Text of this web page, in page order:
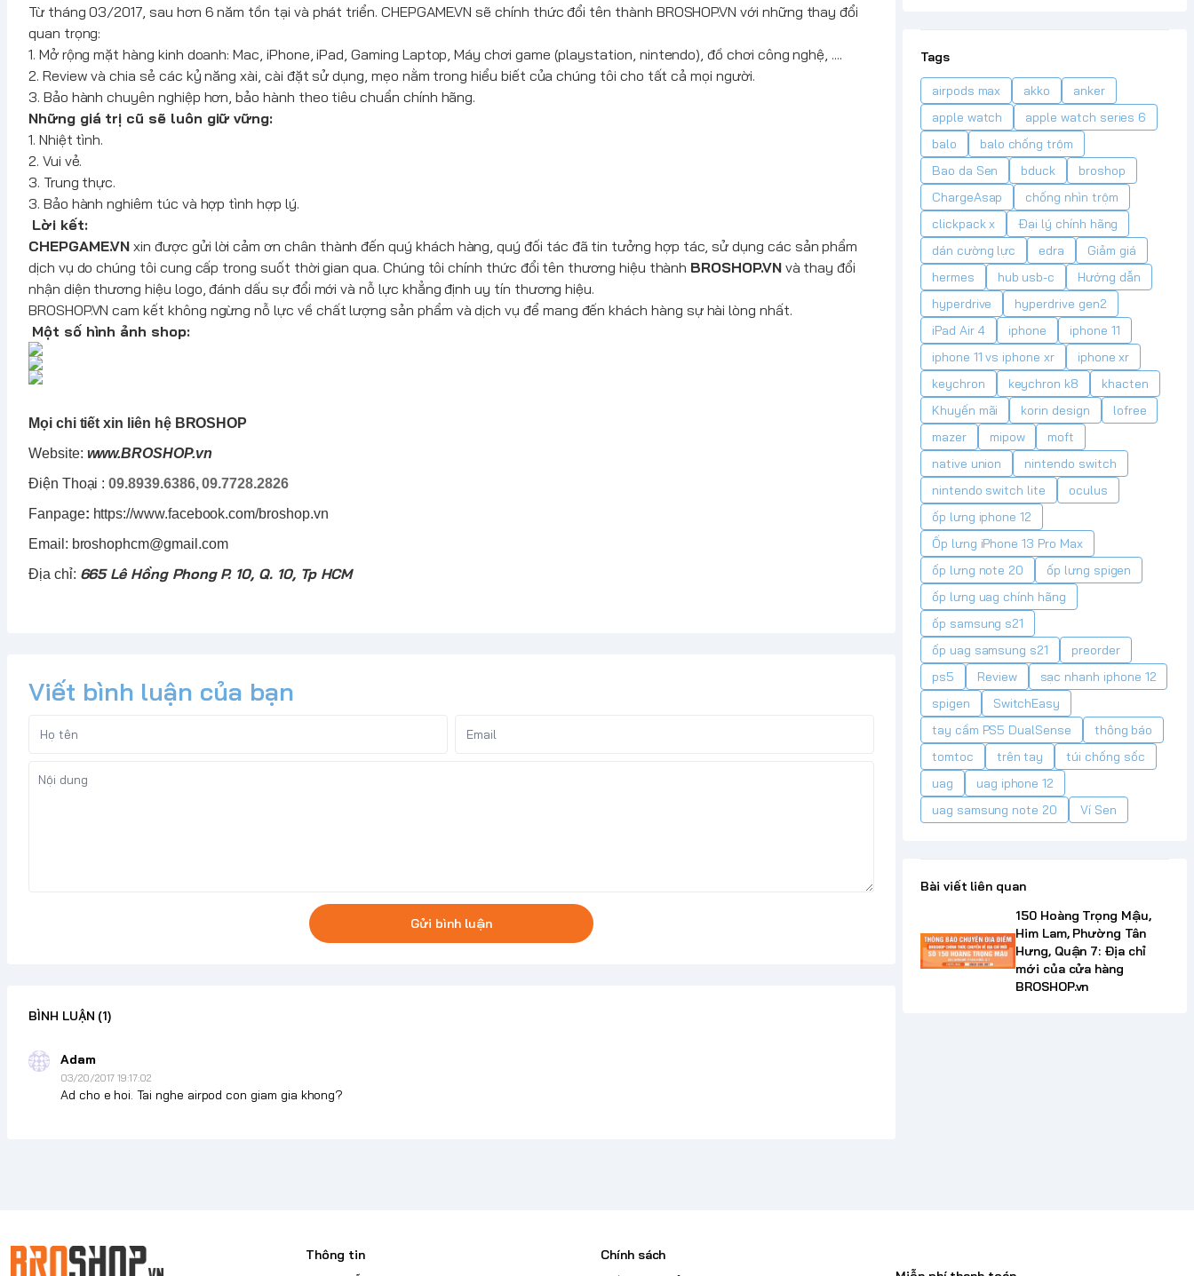
Từ tháng 03/2017, sau hơn 6 năm tồn tại và phát triển. CHEPGAME.VN sẽ chính thức đổi tên thành BROSHOP.VN với những thay đổi
quan trọng:
1. Mở rộng mặt hàng kinh doanh: Mac, iPhone, iPad, Gaming Laptop, Máy chơi game (playstation, nintendo), đồ chơi công nghệ, ....
2. Review và chia sẻ các kỷ năng xài, cài đặt sử dụng, mẹo nằm trong hiểu biết của chúng tôi cho tất cả mọi người.
3. Bảo hành chuyên nghiệp hơn, bảo hành theo tiêu chuẩn chính hãng.
Những giá trị cũ sẽ luôn giữ vững:
1. Nhiệt tình.
2. Vui vẻ.
3. Trung thực.
3. Bảo hành nghiêm túc và hợp tình hợp lý.
Lời kết:
CHEPGAME.VN xin được gửi lời cảm ơn chân thành đến quý khách hàng, quý đối tác đã tin tưởng hợp tác, sử dụng các sản phẩm
dịch vụ do chúng tôi cung cấp trong suốt thời gian qua. Chúng tôi chính thức đổi tên thương hiệu thành BROSHOP.VNvà thay đổi
nhận diện thương hiệu logo, đánh dấu sự đổi mới và nỗ lực khẳng định uy tín thương hiệu.
BROSHOP.VN cam kết không ngừng nỗ lực về chất lượng sản phẩm và dịch vụ để mang đến khách hàng sự hài lòng nhất.
Một số hình ảnh shop:
Mọi chi tiết xin liên hệ BROSHOP
Website: www.BROSHOP.vn
Điện Thoại :09.8939.6386, 09.7728.2826
Fanpage: https://www.facebook.com/broshop.vn
Email: broshophcm@gmail.com
Địa chỉ: 665 Lê Hồng Phong P. 10, Q. 10, Tp HCM
Viết bình luận của bạn
Gửi bình luận
BÌNH LUẬN (1)
Adam
03/20/2017 19:17:02
Ad cho e hoi. Tai nghe airpod con giam gia khong?
Tags
airpods max akko
anker
apple watch
apple watch series 6
balo
balo chống trộm
Bao da Sen
bduck
broshop
ChargeAsap
chống nhìn trộm
clickpack x
Đại lý chính hãng
dán cường lực
edra
Giảm giá
hermes
hub usb-c
Hướng dẫn
hyperdrive
hyperdrive gen2
iPad Air 4
iphone
iphone 11
iphone 11 vs iphone xr
iphone xr
keychron
keychron k8
khacten
Khuyến mãi
korin design
lofree
mazer
mipow
moft
native union
nintendo switch
nintendo switch lite
oculus
ốp lưng iphone 12
Ốp lưng iPhone 13 Pro Max
ốp lưng note 20
ốp lưng spigen
ốp lưng uag chính hãng
ốp samsung s21
ốp uag samsung s21
preorder
ps5
Review
sạc nhanh iphone 12
spigen
SwitchEasy
tay cầm PS5 DualSense
thông báo
tomtoc
trên tay
túi chống sốc
uag
uag iphone 12
uag samsung note 20
Ví Sen
Bài viết liên quan
150 Hoàng Trọng Mậu,
Him Lam, Phường Tân
Hưng, Quận 7: Địa chỉ
mới của cửa hàng
BROSHOP.vn
Thông tin
Chính sách